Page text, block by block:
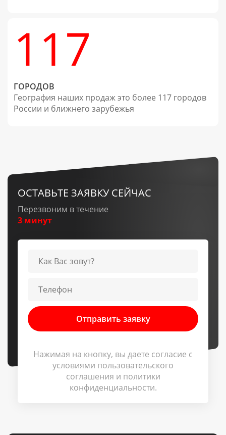
117
ГОРОДОВ
География наших продаж это более 117 городов
России и ближнего зарубежья
ОСТАВЬТЕ ЗАЯВКУ СЕЙЧАС
Перезвоним в течение
3 минут
Нажимая на кнопку, вы даете согласие c
условиями пользовательского
соглашения и политики
конфиденциальности.